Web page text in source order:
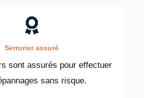
Serrurier assuré
sont assurés pour effectuer
sans risque.